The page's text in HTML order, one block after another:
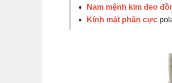
Nam mệnh kim đeo
Kính mát phân cực